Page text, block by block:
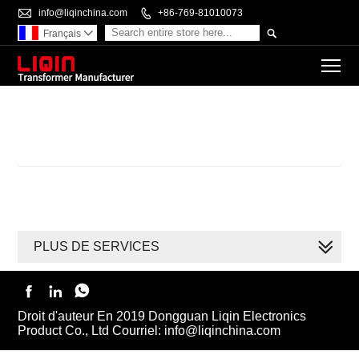
 info@liqinchina.com  +86-769-81010073

Français 
PLUS DE SERVICES
  
Droit d'auteur En 2019 Dongguan Liqin Electronics
Product Co., Ltd Courriel: info@liqinchina.com